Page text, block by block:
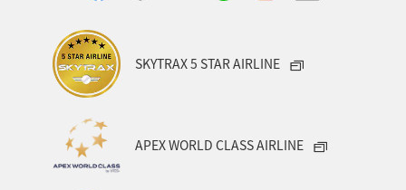
SKYTRAX 5 STAR AIRLINE
APEX WORLD CLASS AIRLINE